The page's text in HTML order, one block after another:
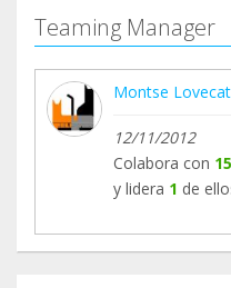
Teaming Manager
Montse
12/11/2012
Colabora con 15
y lidera 1 de